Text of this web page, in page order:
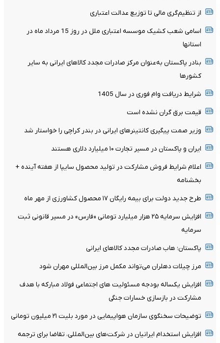
از تنظیم‌گری مالی تا توزیع عدالت اعتباری
اسامی شعب کشیک موسسه اعتباری ملل در روز 15 مرداد ماه در
استانها
بنادر پاکستان به‌عنوان مرکز صادرات مجدد کالاهای ایرانی به سایر
کشورها
شرایط دریافت وام فوری در سال 1405
قیمت برق گران نشده است
وزیر صمت پیگیری کانتینر‌های ایرانی در بندر کراچی را خواستار شد
ایران و پاکستان در مسیر تجارت ۱۰ میلیارد دلاری هستند
اعلام شرایط فروش مشارکت در تولید محصول سایپا از هفته آینده +
بخشنامه
طرح جدید دولت برای بیمه رایگان ۱۷ محصول کشاورزی از مهر ماه
افزایش سرمایه ۲۵ هزار میلیارد تومانی «فارس» در مسیر قانونی ثبت
سرمایه
پاکستان؛ هاب صادرات مجدد کالاهای ایرانی
مرز چیلات دهلران می‌تواند مکمل مرز بین‌المللی مهران شود
افزایش یکساله بودجه مسئولیت های اجتماعی فولاد مبارکه با هدف
مشارکت در بازسازی خسارات جنگی
توضیحات سخنگوی سازمان هواپیمایی در مورد بلیت ۲۱ میلیون تومانی
افزایش استخدام ایرانیان در شرکت‌های بین‌المللی، تقاضا برای ترجمه